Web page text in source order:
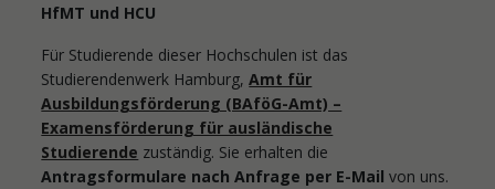
HfMT und HCU
Für Studierende dieser Hochschulen ist das
Studierendenwerk Hamburg,Amt für
Ausbildungsförderung (BAföG-Amt) –
Examensförderung für ausländische
Studierende zuständig. Sie erhalten die
Antragsformulare nach Anfrage per E-Mail von uns.